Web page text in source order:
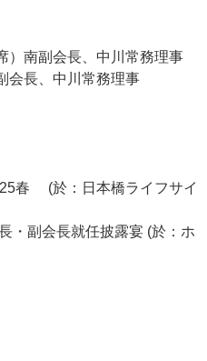
南副会長、中川常務理事
長、中川常務理事
春 (於：日本橋ライフサイ
・副会長就任披露宴 (於：ホ